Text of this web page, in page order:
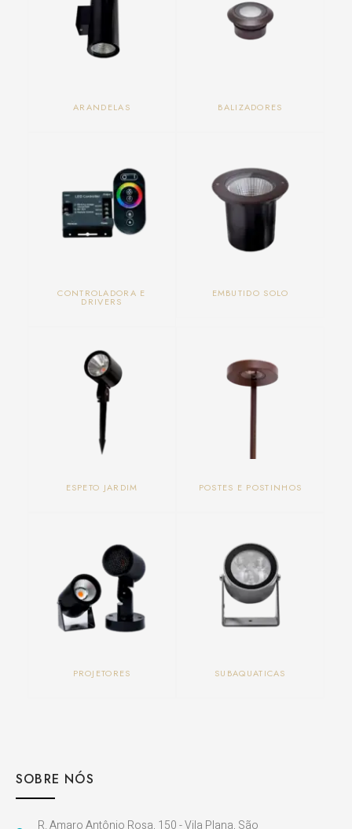
ARANDELAS BALIZADORES
CONTROLADORA E
DRIVERS
EMBUTIDO SOLO
ESPETO JARDIM POSTES E POSTINHOS
PROJETORES SUBAQUATICAS
SOBRE NÓS
R. Amaro Antônio Rosa, 150 - Vila Plana, São